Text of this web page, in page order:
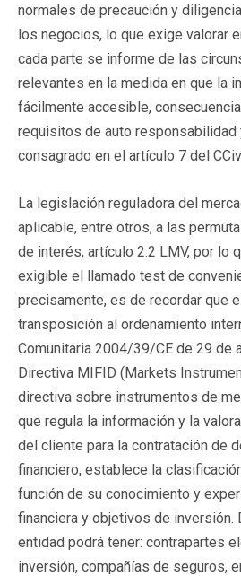
normales de precaución y
los negocios, lo que exige valorar
cada parte se informe de las
relevantes en la medida en que la
fácilmente accesible,
requisitos de auto responsabilidad
consagrado en el artículo 7 del
La legislación reguladora del
aplicable, entre otros, a las
de interés, artículo 2.2 LMV, por lo
exigible el llamado test de
precisamente, es de recordar que
transposición al ordenamiento
Comunitaria 2004/39/CE de 29 de
Directiva MIFID (Markets
directiva sobre instrumentos de
que regula la información y la
del cliente para la contratación de
financiero, establece la
función de su conocimiento y
financiera y objetivos de inversión.
entidad podrá tener: contrapartes
inversión, compañías de seguros,